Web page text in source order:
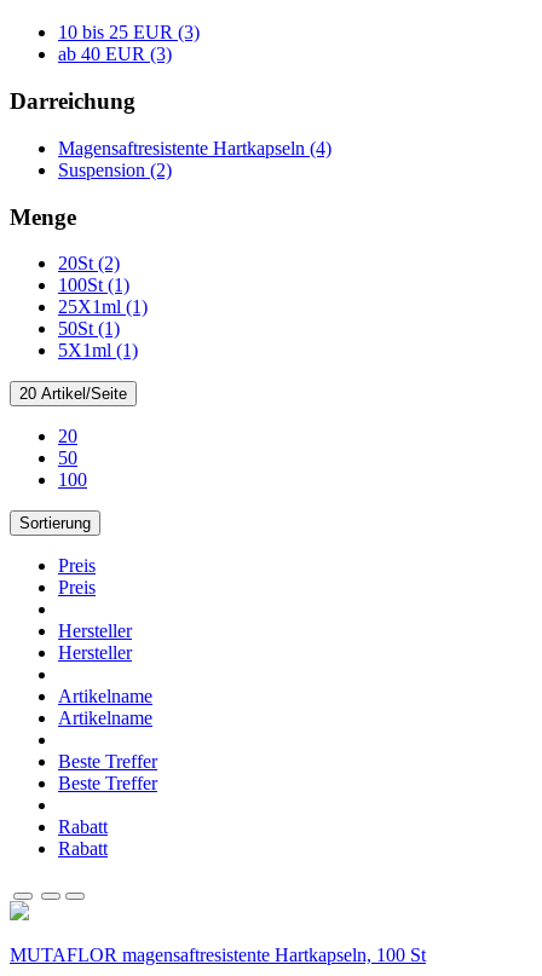
10 bis 25 EUR (3)
ab 40 EUR (3)
Darreichung
Magensaftresistente Hartkapseln (4)
Suspension (2)
Menge
20St (2)
100St (1)
25X1ml (1)
50St (1)
5X1ml (1)
20 Artikel/Seite
20
50
100
Sortierung
Preis
Preis
Hersteller
Hersteller
Artikelname
Artikelname
Beste Treffer
Beste Treffer
Rabatt
Rabatt
MUTAFLOR magensaftresistente Hartkapseln, 100 St